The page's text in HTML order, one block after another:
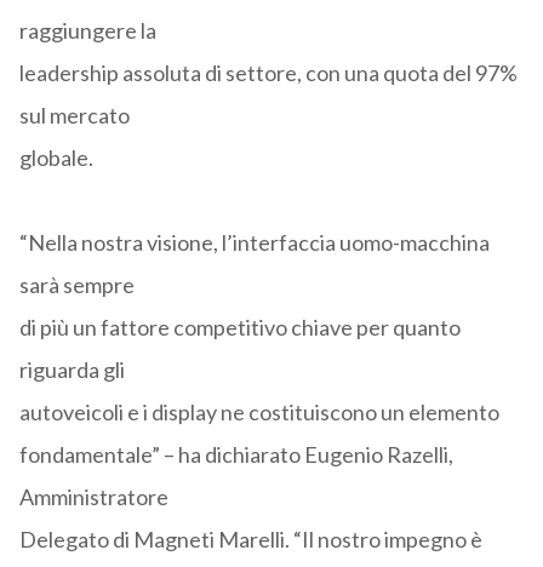
raggiungere la
leadership assoluta di settore, con una quota del 97%
sul mercato
globale.
“Nella nostra visione, l’interfaccia uomo-macchina
sarà sempre
di più un fattore competitivo chiave per quanto
riguarda gli
autoveicoli e i display ne costituiscono un elemento
fondamentale” – ha dichiarato Eugenio Razelli,
Amministratore
Delegato di Magneti Marelli. “Il nostro impegno è